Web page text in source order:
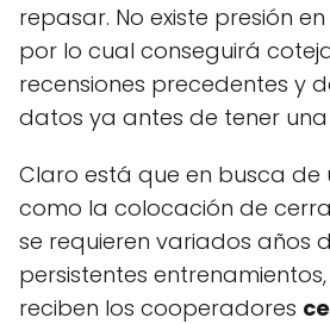
repasar. No existe presión
por lo cual conseguirá
recensiones precedentes y
datos ya antes de tener
Claro está que en busca de
como la colocación de
se requieren variados años
persistentes
reciben los cooperadores